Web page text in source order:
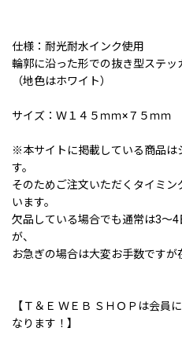
仕様：耐光耐水インク使用
輪郭に沿った形での抜き型ステッ
（地色はホワイト）
サイズ：Ｗ１４５ｍｍ×７５ｍｍ
※本サイトに掲載している商品は
す。
そのためご注文いただくタイミ
います。
欠品している場合でも通常は3〜
が、
お急ぎの場合は大変お手数ですが
【Ｔ＆Ｅ ＷＥＢ ＳＨＯＰは会員
なります！】